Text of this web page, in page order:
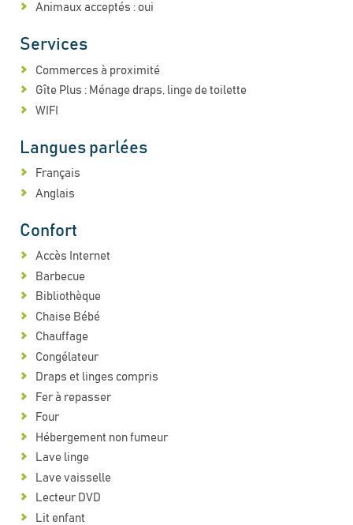
Animaux acceptés : oui
Services
Commerces à proximité
Gîte Plus : Ménage draps, linge de toilette
WIFI
Langues parlées
Français
Anglais
Confort
Accès Internet
Barbecue
Bibliothèque
Chaise Bébé
Chauffage
Congélateur
Draps et linges compris
Fer à repasser
Four
Hébergement non fumeur
Lave linge
Lave vaisselle
Lecteur DVD
Lit enfant